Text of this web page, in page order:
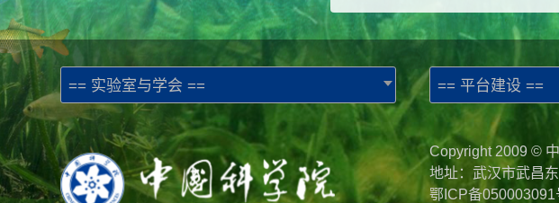
== 实验室与学会 == == 平台建设 ==
Copyright 2009 ©
地址：武汉市武昌
鄂ICP备050003091